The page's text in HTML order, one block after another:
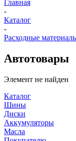
Главная
-
Каталог
-
Расходные
Автотовары
Элемент не найден
Каталог
Шины
Диски
Аккумуляторы
Масла